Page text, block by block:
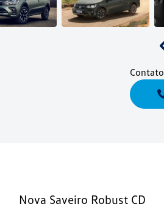
Contato
Nova Saveiro Robust CD